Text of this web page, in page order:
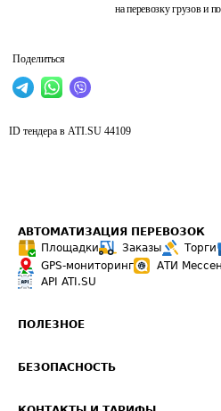
на перевозку грузов и
Поделиться
ID тендера в ATI.SU 44109
АВТОМАТИЗАЦИЯ ПЕРЕВОЗОК
Площадки
Заказы Торги
GPS-мониторинг
АТИ
API ATI.SU
ПОЛЕЗНОЕ
Звезды ATI.SU на вашем сайте
БЕЗОПАСНОСТЬ